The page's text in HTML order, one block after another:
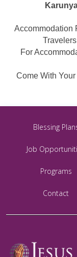
Accommodation
For
Come With
Blessing
Job
Programs
Contact